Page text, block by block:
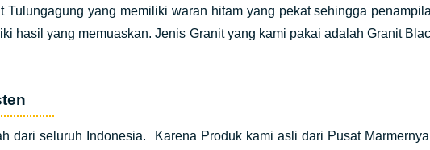
Tulungagung yang memiliki waran hitam yang pekat sehingga
hasil yang memuaskan. Jenis Granit yang kami pakai adalah Granit
dari seluruh Indonesia. Karena Produk kami asli dari Pusat